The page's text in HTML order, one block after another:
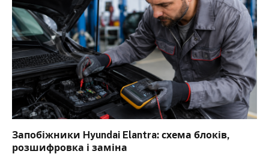
Запобіжники Hyundai Elantra: схема блоків,
розшифровка і заміна